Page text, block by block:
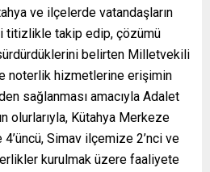
ve ilçelerde vatandaşların
titizlikle takip edip, çözümü
belirten Milletvekili
noterlik hizmetlerine erişimin
sağlanması amacıyla Adalet
olurlarıyla, Kütahya Merkeze
4’üncü, Simav ilçemize 2’nci ve
kurulmak üzere faaliyete